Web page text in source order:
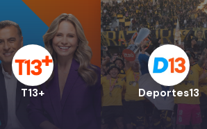
T13+ Deportes13